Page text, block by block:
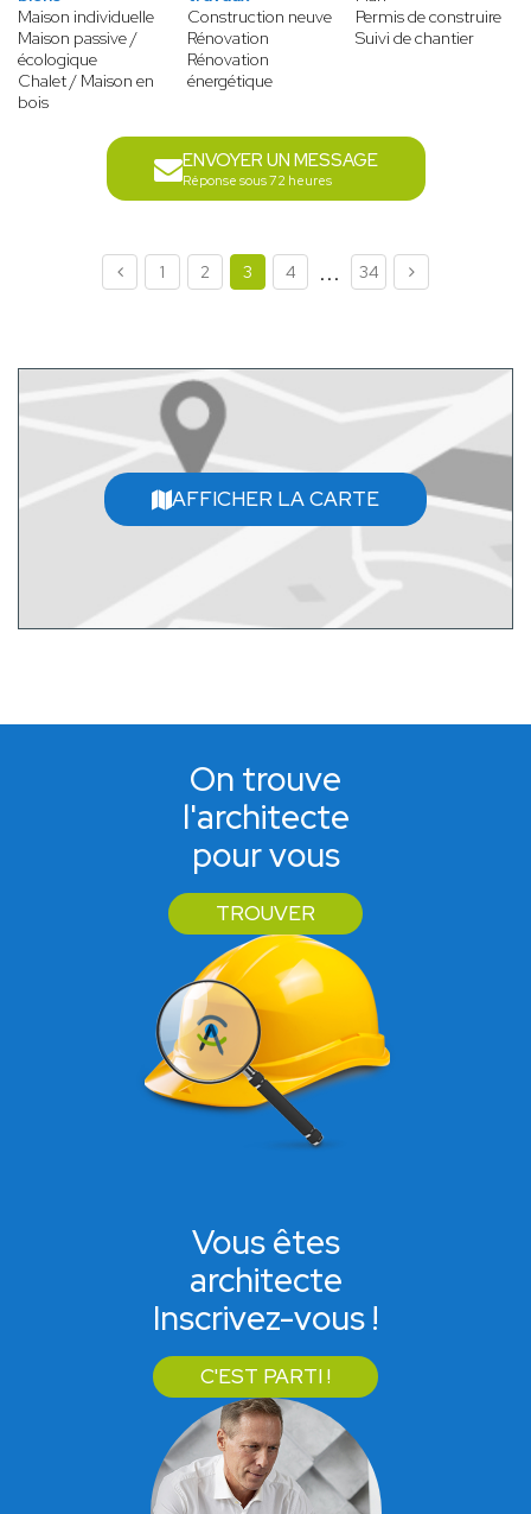
Maison individuelle
Maison passive /
écologique
Chalet / Maison en
bois
Construction neuve
Rénovation
Rénovation
énergétique
Permis de construire
Suivi de chantier
ENVOYER UN MESSAGE
Réponse sous 72 heures
1 2 3 4 ... 34
AFFICHER LA CARTE
On trouve
l'architecte
pour vous
TROUVER
Vous êtes
architecte
Inscrivez-vous !
C'EST PARTI !